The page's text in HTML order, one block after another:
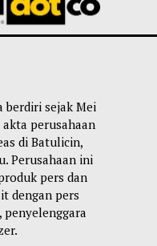
berdiri sejak Mei
perusahaan
di Batulicin,
Perusahaan ini
pers dan
dengan pers